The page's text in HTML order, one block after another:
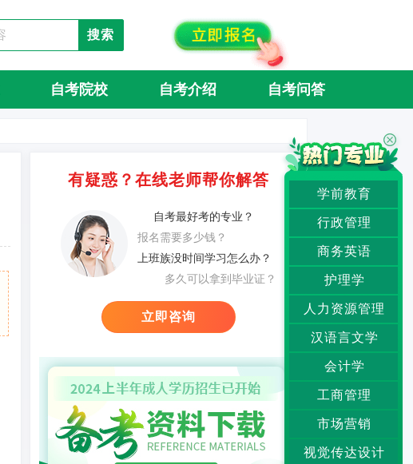
搜索
自考院校 自考介绍 自考问答
有疑惑？在线老师帮你解答
自考最好考的专业？
报名需要多少钱？
上班族没时间学习怎么办？
多久可以拿到毕业证？
立即咨询
学前教育
行政管理
商务英语
护理学
人力资源管理
汉语言文学
会计学
工商管理
市场营销
视觉传达设计